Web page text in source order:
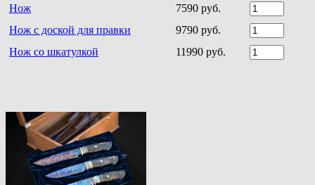
Нож
7590 руб.
Нож с доской для правки
9790 руб.
Нож со шкатулкой
11990 руб.